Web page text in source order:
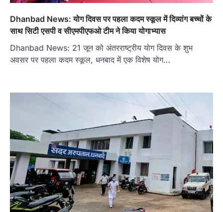
Dhanbad News: योग दिवस पर पहला कदम स्कूल में दिव्यांग बच्चों के
साथ सिटी एसपी व सीएमपीएफओ टीम ने किया योगाभ्यास
Dhanbad News: 21 जून को अंतरराष्ट्रीय योग दिवस के शुभ
अवसर पर पहला कदम स्कूल, धनबाद में एक विशेष योग…